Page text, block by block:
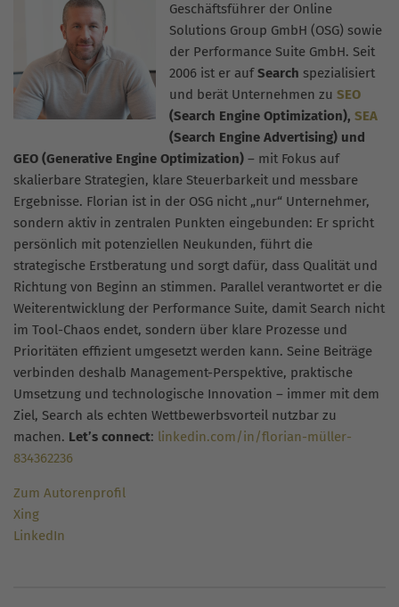
Geschäftsführer der Online
Solutions Group GmbH (OSG) sowie
der Performance Suite GmbH. Seit
2006 ist er aufSearch spezialisiert
und berät Unternehmen zu SEO
(Search Engine Optimization), SEA
(Search Engine Advertising) und
GEO (Generative Engine Optimization) – mit Fokus auf
skalierbare Strategien, klare Steuerbarkeit und messbare
Ergebnisse. Florian ist in der OSG nicht „nur“ Unternehmer,
sondern aktiv in zentralen Punkten eingebunden: Er spricht
persönlich mit potenziellen Neukunden, führt die
strategische Erstberatung und sorgt dafür, dass Qualität und
Richtung von Beginn an stimmen. Parallel verantwortet er die
Weiterentwicklung der Performance Suite, damit Search nicht
im Tool-Chaos endet, sondern über klare Prozesse und
Prioritäten effizient umgesetzt werden kann. Seine Beiträge
verbinden deshalb Management-Perspektive, praktische
Umsetzung und technologische Innovation – immer mit dem
Ziel, Search als echten Wettbewerbsvorteil nutzbar zu
machen. Let’s connect: linkedin.com/in/florian-müller-
834362236
Zum Autorenprofil
Xing
LinkedIn